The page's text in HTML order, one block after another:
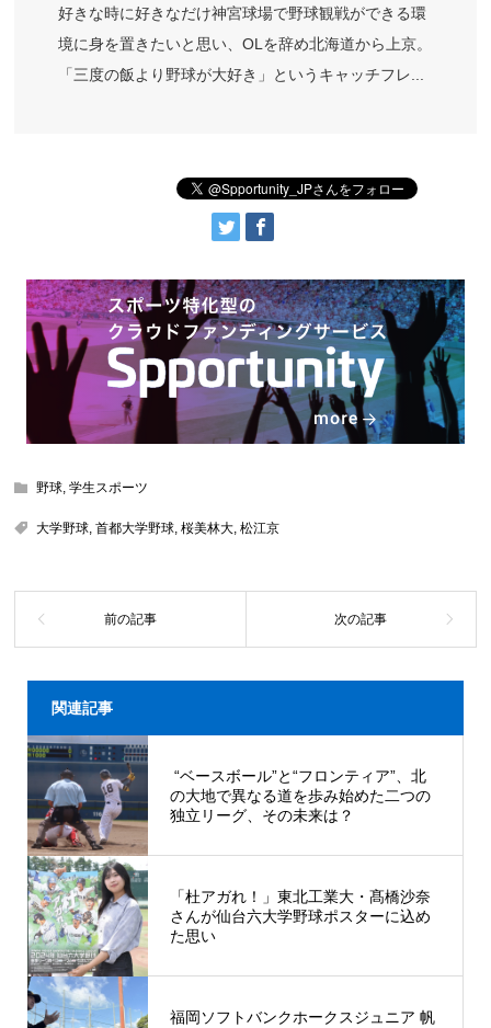
好きな時に好きなだけ神宮球場で野球観戦ができる環
境に身を置きたいと思い、OLを辞め北海道から上京。
「三度の飯より野球が大好き」というキャッチフレ...
野球,学生スポーツ
大学野球,首都大学野球,桜美林大,松江京
関連記事
“ベースボール”と“フロンティア”、北
の大地で異なる道を歩み始めた二つの
独立リーグ、その未来は？
「杜アガれ！」東北工業大・髙橋沙奈
さんが仙台六大学野球ポスターに込め
た思い
福岡ソフトバンクホークスジュニア 帆